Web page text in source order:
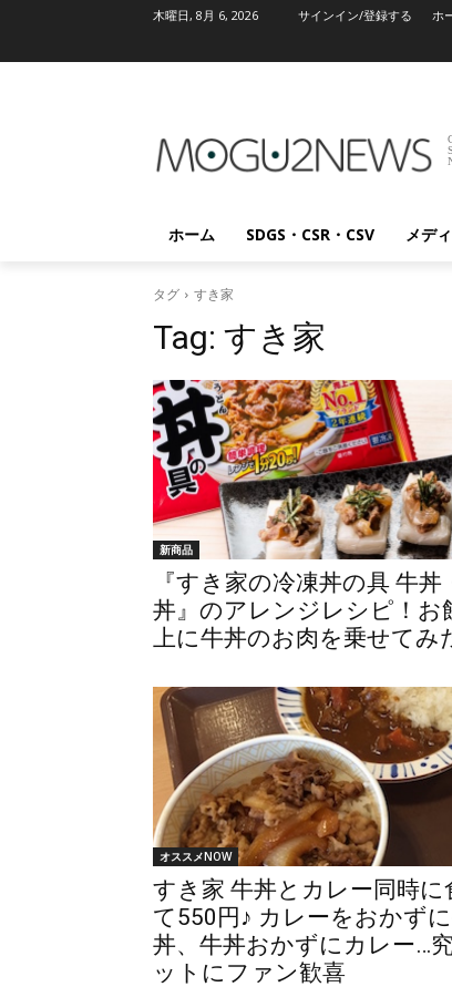
木曜日, 8月 6, 2026 サインイン/登録する ホ
ホーム SDGS・CSR・CSV メデ
タグ すき家
Tag: すき家
新商品
『すき家の冷凍丼の具 牛丼
丼』のアレンジレシピ！お
上に牛丼のお肉を乗せてみ
オススメNOW
すき家 牛丼とカレー同時に
て550円♪ カレーをおかず
丼、牛丼おかずにカレー…
ットにファン歓喜